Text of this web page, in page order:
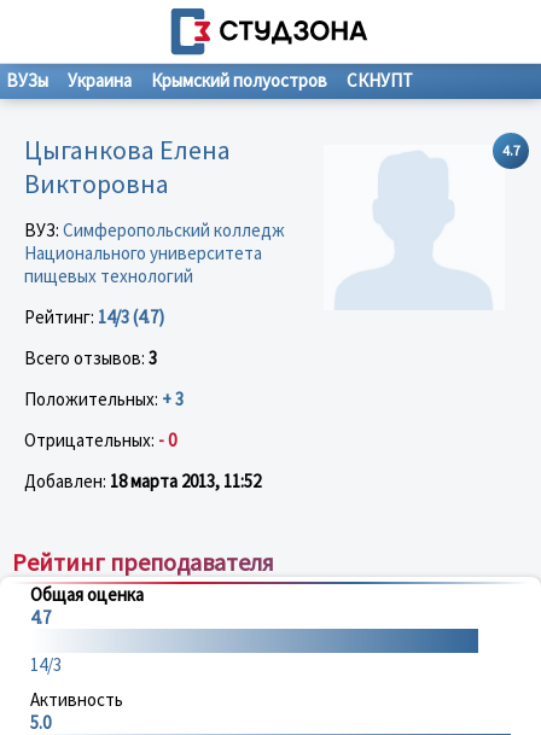
ВУЗы Украина Крымский полуостров СКНУПТ
4.7
Цыганкова Елена
Викторовна
ВУЗ: Симферопольский колледж
Национального университета
пищевых технологий
Рейтинг: 14/3 (4.7)
Всего отзывов: 3
Положительных: + 3
Отрицательных: - 0
Добавлен: 18 марта 2013, 11:52
Рейтинг преподавателя
Общая оценка
4.7
14/3
Активность
5.0